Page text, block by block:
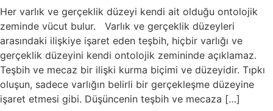
Her varlık ve gerçeklik düzeyi kendi ait olduğu ontolojik
zeminde vücut bulur. Varlık ve gerçeklik düzeyleri
arasındaki ilişkiye işaret eden teşbih, hiçbir varlığı ve
gerçeklik düzeyini kendi ontolojik zemininde açıklamaz.
Teşbih ve mecaz bir ilişki kurma biçimi ve düzeyidir. Tıpkı
oluşun, sadece varlığın belirli bir gerçekleşme düzeyine
işaret etmesi gibi. Düşüncenin teşbih ve mecaza […]